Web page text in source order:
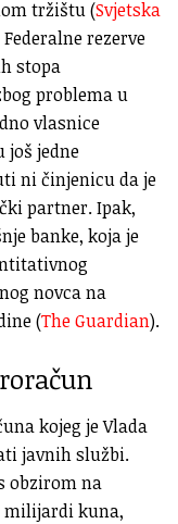
tržištu (Svjetska
rezerve
stopa
problema u
vlasnice
još jedne
ni činjenicu da je
partner. Ipak,
banke, koja je
novca na
(The Guardian).
kojeg je Vlada
javnih službi.
obzirom na
milijardi kuna,